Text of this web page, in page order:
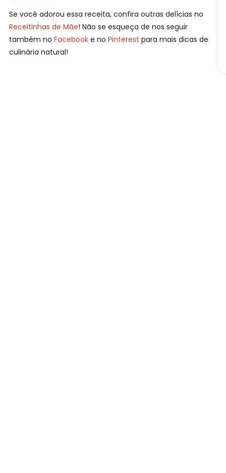
Se você adorou essa receita, confira outras delícias no
Receitinhas de Mãe! Não se esqueça de nos seguir
também no Facebook e no Pinterest para mais dicas de
culinária natural!